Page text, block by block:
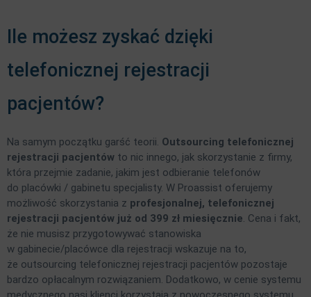
Ile możesz zyskać dzięki
telefonicznej rejestracji
pacjentów?
Na samym początku garść teorii. Outsourcing telefonicznej
rejestracji pacjentów to nic innego, jak skorzystanie z firmy,
która przejmie zadanie, jakim jest odbieranie telefonów
do placówki / gabinetu specjalisty. W Proassist oferujemy
możliwość skorzystania z profesjonalnej, telefonicznej
rejestracji pacjentów już od 399 zł miesięcznie. Cena i fakt,
że nie musisz przygotowywać stanowiska
w gabinecie/placówce dla rejestracji wskazuje na to,
że outsourcing telefonicznej rejestracji pacjentów pozostaje
bardzo opłacalnym rozwiązaniem. Dodatkowo, w cenie systemu